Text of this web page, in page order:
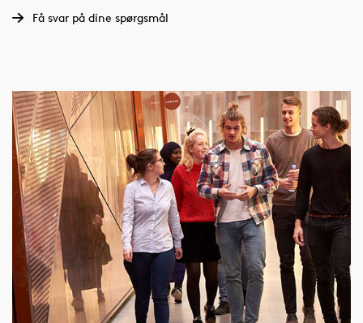
Få svar på dine spørgsmål